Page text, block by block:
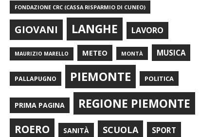
FONDAZIONE CRC (CASSA RISPARMIO DI CUNEO)
GIOVANI LANGHE LAVORO
MAURIZIO MARELLO METEO MONTÀ MUSICA
PALLAPUGNO PIEMONTE POLITICA
PRIMA PAGINA REGIONE PIEMONTE
ROERO SANITÀ SCUOLA SPORT